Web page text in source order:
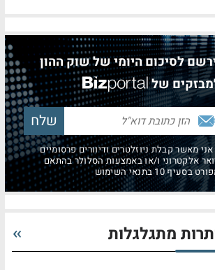
לסיכום היומי של שוק ההון
של
אני מאשר קבלת ניוזלטרים ודיוורים פרסומיים
אלקטרוני ו/או באמצעות הסלולר בהתאם
בסעיף 10 בתנאי השימוש
מתגלגלות